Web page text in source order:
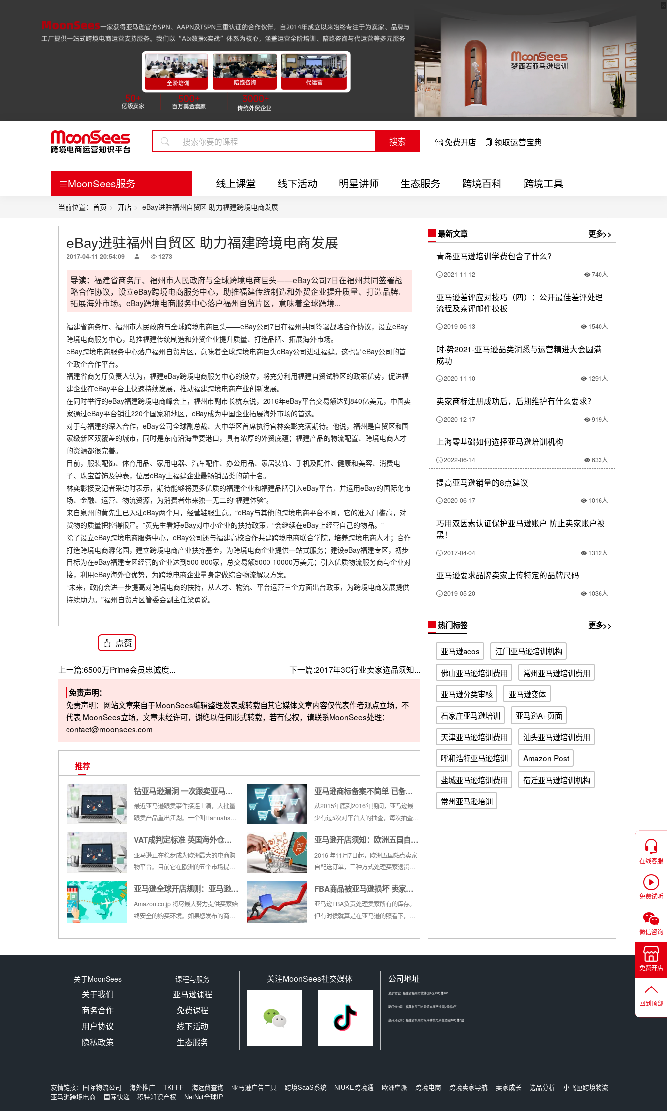
搜索 免费开店 领取运营宝典
MoonSees服务 线上课堂 线下活动 明星讲师 生态服务 跨境百科 跨境工具
当前位置： 首页 开店 eBay进驻福州自贸区 助力福建跨境电商发展
eBay进驻福州自贸区 助力福建跨境电商发展
2017-04-11 20:54:09 1273
导读： 福建省商务厅、福州市人民政府与全球跨境电商巨头——eBay公司7日在福州共同签署战
略合作协议，设立eBay跨境电商服务中心，助推福建传统制造和外贸企业提升质量、打造品牌、
拓展海外市场。eBay跨境电商服务中心落户福州自贸片区，意味着全球跨境...
福建省商务厅、福州市人民政府与全球跨境电商巨头——eBay公司7日在福州共同签署战略合作协议，设立eBay
跨境电商服务中心，助推福建传统制造和外贸企业提升质量、打造品牌、拓展海外市场。
eBay跨境电商服务中心落户福州自贸片区，意味着全球跨境电商巨头eBay公司进驻福建。这也是eBay公司的首
个政企合作平台。
福建省商务厅负责人认为，福建eBay跨境电商服务中心的设立，将充分利用福建自贸试验区的政策优势，促进福
建企业在eBay平台上快速持续发展，推动福建跨境电商产业创新发展。
在同时举行的eBay福建跨境电商峰会上，福州市副市长杭东说，2016年eBay平台交易额达到840亿美元，中国卖
家通过eBay平台销往220个国家和地区，eBay成为中国企业拓展海外市场的首选。
对于与福建的深入合作，eBay公司全球副总裁、大中华区首席执行官林奕彰充满期待。他说，福州是自贸区和国
家级新区双覆盖的城市，同时是东南沿海重要港口，具有浓厚的外贸底蕴；福建产品的物流配置、跨境电商人才
的资源都很完善。
目前，服装配饰、体育用品、家用电器、汽车配件、办公用品、家居装饰、手机及配件、健康和美容、消费电
子、珠宝首饰及钟表，位居eBay上福建企业最畅销品类的前十名。
林奕彰接受记者采访时表示，期待能够将更多优质的福建企业和福建品牌引入eBay平台，并运用eBay的国际化市
场、金融、运营、物流资源，为消费者带来独一无二的“福建体验”。
来自泉州的黄先生已入驻eBay两个月，经营鞋服生意。“eBay与其他的跨境电商平台不同，它的准入门槛高，对
货物的质量把控得很严。”黄先生看好eBay对中小企业的扶持政策，“会继续在eBay上经营自己的物品。”
除了设立eBay跨境电商服务中心，eBay公司还与福建高校合作共建跨境电商联合学院，培养跨境电商人才；合作
打造跨境电商孵化园，建立跨境电商产业扶持基金，为跨境电商企业提供一站式服务；建设eBay福建专区，初步
目标为在eBay福建专区经营的企业达到500-800家，总交易额5000-10000万美元；引入优质物流服务商与企业对
接，利用eBay海外仓优势，为跨境电商企业量身定做综合物流解决方案。
“未来，政府会进一步提高对跨境电商的扶持，从人才、物流、平台运营三个方面出台政策，为跨境电商发展提供
持续助力。”福州自贸片区管委会副主任梁勇说。
点赞
上一篇:6500万Prime会员忠诚度... 下一篇:2017年3C行业卖家选品须知...
免责声明：
免责声明：网站文章来自于MoonSees编辑整理发表或转载自其它媒体文章内容仅代表作者观点立场，不
代表 MoonSees立场，文章未经许可，谢绝以任何形式转载，若有侵权，请联系MoonSees处理：
contact@moonsees.com
推荐
钻亚马逊漏洞 一次跟卖亚马逊
700万产品如何做到？
最近亚马逊跟卖事件接连上演，大批量
跟卖产品重出江湖。一个叫Hannahs17
卖了3万多个商品。另一卖家Baginja则
跟卖了数万个SKU，跟卖品牌多达上万
个，而且他们全部跟best seller产品，
亚马逊商标备案不简单 已备案
商标可能侵权！
从2015年底到2016年期间，亚马逊最
少有过5次对平台大的抽查，每次抽查的
称之为亚马逊机器人出来关账户了。从
被关店的卖家收到的邮件来看，被关账
户的原因基本都是侵权和跟卖、注册品
VAT成判定标准 英国海外仓或
在2018年前确认卖家是否合法
亚马逊正在稳步成为欧洲最大的电商购
物平台。目前它在欧洲的五个市场提供
牙、意大利和法国；在七个国家设有31
个物流中心，并还在不断增加这个数
量。亚马逊希望其卖家能够接触到欧盟
市场...
亚马逊开店须知：欧洲五国自配
送订单退货新政策
2016 年11月7日起，欧洲五国站点卖家
自配送订单，三种方式处理买家退货要
你一定会关注这件产品的退货政策是什
么，清晰又便捷的退货政策不仅会提高
顾客的购买意愿，也会提升顾客对卖家
亚马逊全球开店规则：亚马逊日
本站禁售商品
Amazon.co.jp 将尽最大努力提供买家始
终安全的购买环境。如果您发布的商品
知，您可能会收到取消或停止使用
FBA商品被亚马逊损坏 卖家如
何利用Amazon Reports获得
赔偿
亚马逊FBA负责处理卖家所有的库存。
但有时候就算是在亚马逊的照看下，卖
意外的库存，亚马逊制定了相关政策，
而卖家则可以利用亚马逊报告（Amaz...
最新文章 更多>>
青岛亚马逊培训学费包含了什么?
2021-11-12 740人
亚马逊差评应对技巧（四）：公开最佳差评处理
流程及索评邮件模板
2019-06-13 1540人
时·势2021-亚马逊品类洞悉与运营精进大会圆满
成功
2020-11-10 1291人
卖家商标注册成功后，后期维护有什么要求？
2020-12-17 919人
上海零基础如何选择亚马逊培训机构
2022-06-14 633人
提高亚马逊销量的8点建议
2020-06-17 1016人
巧用双因素认证保护亚马逊账户 防止卖家账户被
黑！
2017-04-04 1312人
亚马逊要求品牌卖家上传特定的品牌尺码
2019-05-20 1036人
热门标签 更多>>
亚马逊acos
江门亚马逊培训机构
佛山亚马逊培训费用
常州亚马逊培训费用
亚马逊分类审核
亚马逊变体
石家庄亚马逊培训
亚马逊A+页面
天津亚马逊培训费用
汕头亚马逊培训费用
呼和浩特亚马逊培训
Amazon Post
盐城亚马逊培训费用
宿迁亚马逊培训机构
常州亚马逊培训
关于MoonSees
关于我们
商务合作
用户协议
隐私政策
课程与服务
亚马逊课程
免费课程
线下活动
生态服务
关注MoonSees社交媒体 公司地址
总部地址：福建省福州市软件园A区23号楼205
厦门分公司：福建省厦门市跨境电商产业园2号楼3层
泉州分公司：福建省泉州市东海跨境电商生态圈10号楼3层
友情链接： 国际物流公司 海外推广 TKFFF 海运费查询 亚马逊广告工具 跨境SaaS系统 NIUKE跨境通 欧洲空派 跨境电商 跨境卖家导航 卖家成长 选品分析
小飞匣跨境物流
亚马逊跨境电商
国际快递 积特知识产权 NetNut全球IP
在线客服
免费试听
微信咨询
免费开店
回到顶部